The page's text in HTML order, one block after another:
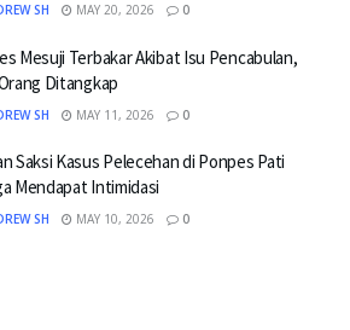
SH MAY 20, 2026 0
Mesuji Terbakar Akibat Isu Pencabulan,
Ditangkap
SH MAY 11, 2026 0
Saksi Kasus Pelecehan di Ponpes Pati
Mendapat Intimidasi
SH MAY 10, 2026 0